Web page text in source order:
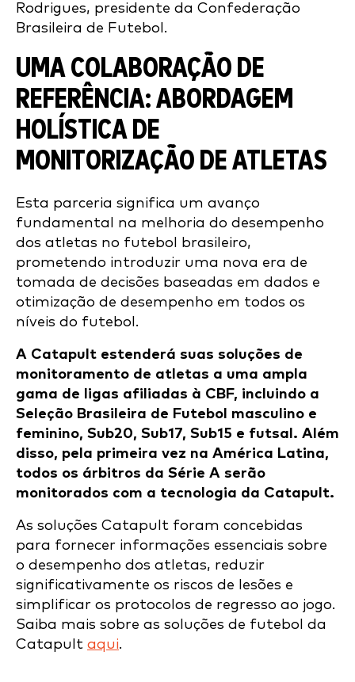
Rodrigues, presidente da Confederação
Brasileira de Futebol.
UMA COLABORAÇÃO DE
REFERÊNCIA: ABORDAGEM
HOLÍSTICA DE
MONITORIZAÇÃO DE ATLETAS
Esta parceria significa um avanço
fundamental na melhoria do desempenho
dos atletas no futebol brasileiro,
prometendo introduzir uma nova era de
tomada de decisões baseadas em dados e
otimização de desempenho em todos os
níveis do futebol.
A Catapult estenderá suas soluções de
monitoramento de atletas a uma ampla
gama de ligas afiliadas à CBF, incluindo a
Seleção Brasileira de Futebol masculino e
feminino, Sub20, Sub17, Sub15 e futsal. Além
disso, pela primeira vez na América Latina,
todos os árbitros da Série A serão
monitorados com a tecnologia da Catapult.
As soluções Catapult foram concebidas
para fornecer informações essenciais sobre
o desempenho dos atletas, reduzir
significativamente os riscos de lesões e
simplificar os protocolos de regresso ao jogo.
Saiba mais sobre as soluções de futebol da
Catapult aqui.